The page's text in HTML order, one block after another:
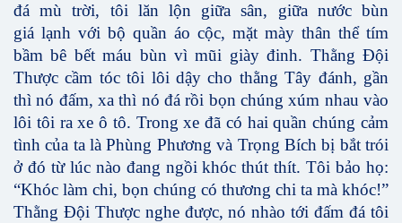
đá mù trời, tôi lăn lộn giữa sân, giữa nước bùn
giá lạnh với bộ quần áo cộc, mặt mày thân thể tím
bầm bê bết máu bùn vì mũi giày đinh. Thằng Đội
Thược cầm tóc tôi lôi dậy cho thằng Tây đánh, gần
thì nó đấm, xa thì nó đá rồi bọn chúng xúm nhau vào
lôi tôi ra xe ô tô. Trong xe đã có hai quần chúng cảm
tình của ta là Phùng Phương và Trọng Bích bị bắt trói
ở đó từ lúc nào đang ngồi khóc thút thít. Tôi bảo họ:
“Khóc làm chi, bọn chúng có thương chi ta mà khóc!”
Thằng Đội Thược nghe được, nó nhào tới đấm đá tôi